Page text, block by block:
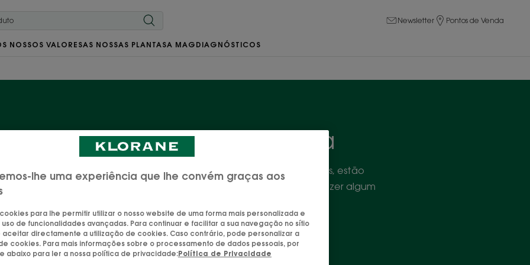
Newsletter Pontos de Venda
NOSSOS VALORESAS NOSSAS PLANTASA MAG DIAGNÓSTICOS
produtos com camomila
a alta sacerdotisa de todos os cabelos loiros e castanhos claros, estão
de produtos iluminadores do cabelo. É o suficiente para trazer algum
Champô Condicionador
lhe uma experiência que lhe convém graças aos
para lhe permitir utilizar o nosso website de uma forma mais personalizada e
de funcionalidades avançadas. Para continuar e facilitar a sua navegação no sítio
aceitar directamente a utilização de cookies. Caso contrário, pode personalizar a
cookies. Para mais informações sobre o processamento de dados pessoais, por
abaixo para ler a nossa política de privacidade:Política de Privacidade